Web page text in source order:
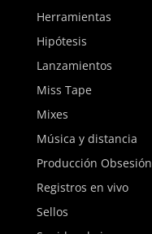
Herramientas
Hipótesis
Lanzamientos
Miss Tape
Mixes
Música y distancia
Producción Obsesión
Registros en vivo
Sellos